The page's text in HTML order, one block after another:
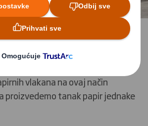
uklanjaju vodu iz rastvora s
postupka izrade papira, rastvor
1 % vlakana i 99 % vode.
vlakana na ovaj način
proizvedemo tanak papir jednake